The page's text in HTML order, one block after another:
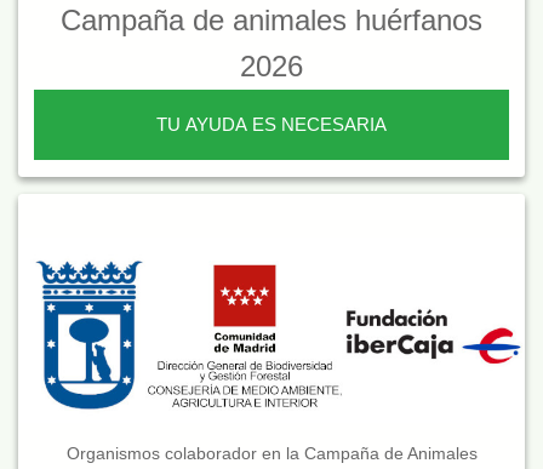
Campaña de animales huérfanos
2026
TU AYUDA ES NECESARIA
Organismos colaborador en la Campaña de Animales